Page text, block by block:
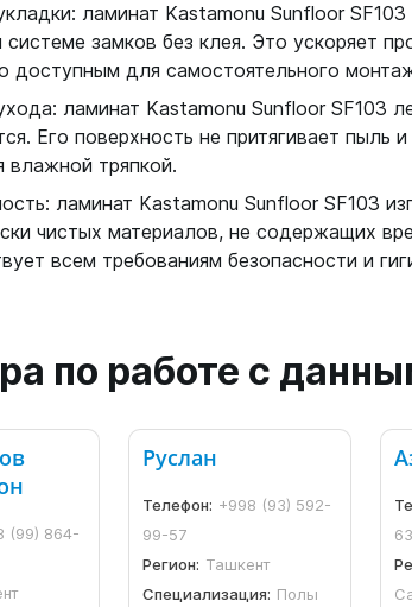
ламинат Kastamonu Sunfloor
системе замков без клея. Это ускоряет
доступным для самостоятельного
ламинат Kastamonu Sunfloor SF103
Его поверхность не притягивает пыль и
влажной тряпкой.
ламинат Kastamonu Sunfloor SF103
чистых материалов, не содержащих
всем требованиям безопасности и
по работе с
(99) 864-
Руслан
Телефон: +998 (93) 592-
99-57
Регион: Ташкент
Специализация: Полы